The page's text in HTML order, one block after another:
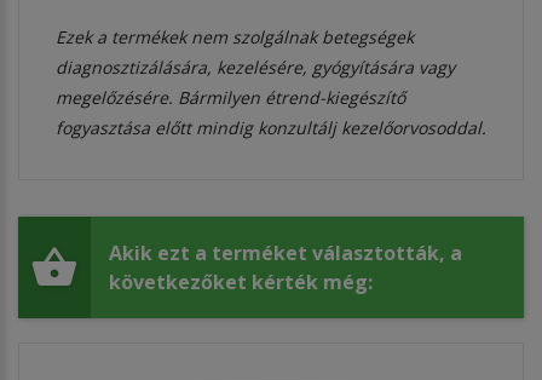
Ezek a termékek nem szolgálnak betegségek
diagnosztizálására, kezelésére, gyógyítására vagy
megelőzésére. Bármilyen étrend-kiegészítő
fogyasztása előtt mindig konzultálj kezelőorvosoddal.
Akik ezt a terméket választották, a
következőket kérték még: